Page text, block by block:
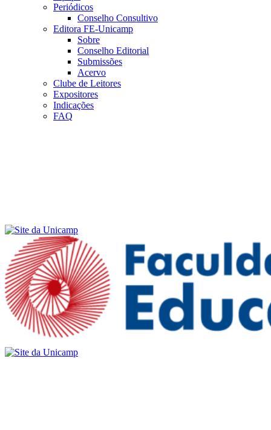
Periódicos
Conselho Consultivo
Editora FE-Unicamp
Sobre
Conselho Editorial
Submissões
Acervo
Clube de Leitores
Expositores
Indicações
FAQ